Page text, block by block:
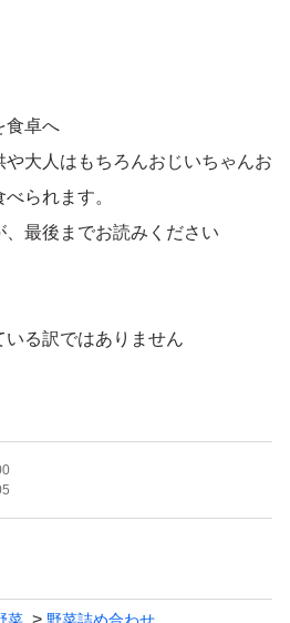
食卓へ
大人はもちろんおじいちゃんお
られます。
最後までお読みください
る訳ではありません